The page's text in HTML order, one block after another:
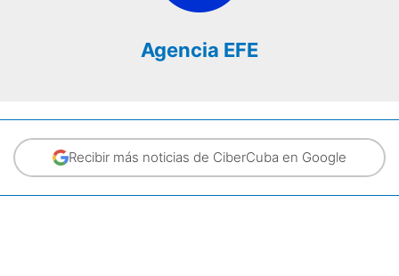
Agencia EFE
Recibir más noticias de CiberCuba en Google